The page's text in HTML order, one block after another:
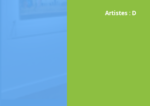
Artistes : D